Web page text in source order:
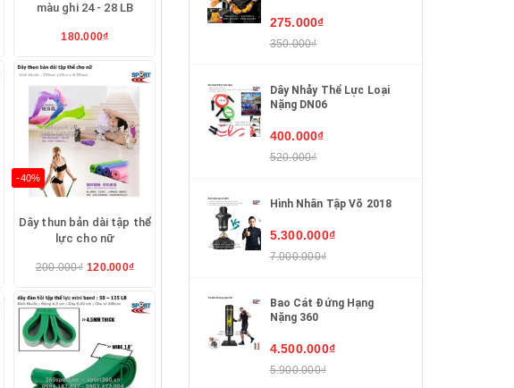
màu ghi 24 - 28 LB
180.000₫
-40%
Dây thun bản dài tập thể
lực cho nữ
200.000₫ 120.000₫
275.000₫
350.000₫
Dây Nhảy Thể Lực Loại
Nặng DN06
400.000₫
520.000₫
Hình Nhân Tập Võ 2018
5.300.000₫
7.000.000₫
Bao Cát Đứng Hạng
Nặng 360
4.500.000₫
5.900.000₫